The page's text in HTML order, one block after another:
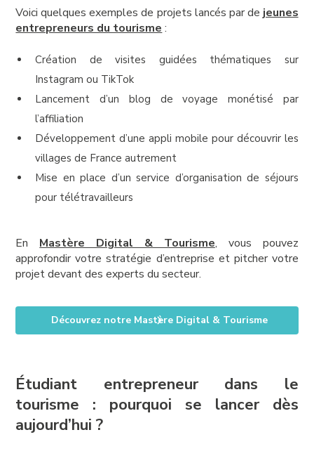
Voici quelques exemples de projets lancés par de jeunes
entrepreneurs du tourisme :
Création de visites guidées thématiques sur
Instagram ou TikTok
Lancement d’un blog de voyage monétisé par
l’affiliation
Développement d’une appli mobile pour découvrir les
villages de France autrement
Mise en place d’un service d’organisation de séjours
pour télétravailleurs
En Mastère Digital & Tourisme, vous pouvez
approfondir votre stratégie d’entreprise et pitcher votre
projet devant des experts du secteur.
Découvrez notre Mastère Digital & Tourisme
Étudiant entrepreneur dans le
tourisme : pourquoi se lancer dès
aujourd’hui ?